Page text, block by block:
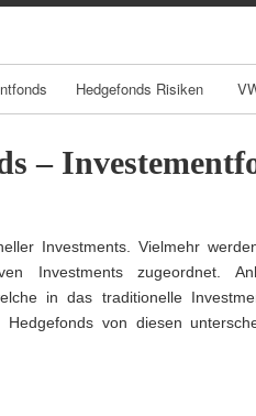
Hedgefonds Risiken
–
Investments. Vielmehr
Investments zugeordnet.
in das traditionelle
von diesen